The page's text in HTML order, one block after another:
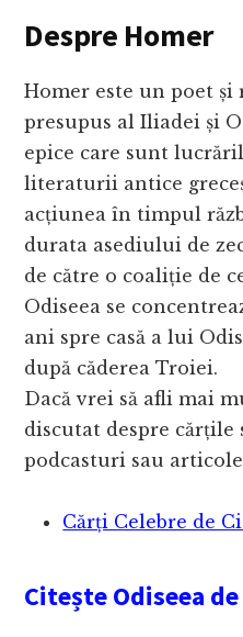
Despre Homer
Homer este un poet și
presupus al Iliadei și
epice care sunt
literaturii antice
acțiunea în timpul
durata asediului de
de către o coaliție de
Odiseea se
ani spre casă a lui
după căderea Troiei.
Dacă vrei să afli mai
discutat despre cărțile
podcasturi sau
Cărți Celebre de
Citește Odiseea